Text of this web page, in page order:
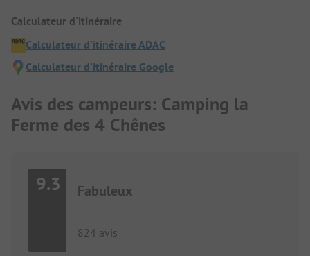
Calculateur d'itinéraire
Calculateur d'itinéraire ADAC
Calculateur d'itinéraire Google
Avis des campeurs: Camping la
Ferme des 4 Chênes
9.3 Fabuleux
824 avis